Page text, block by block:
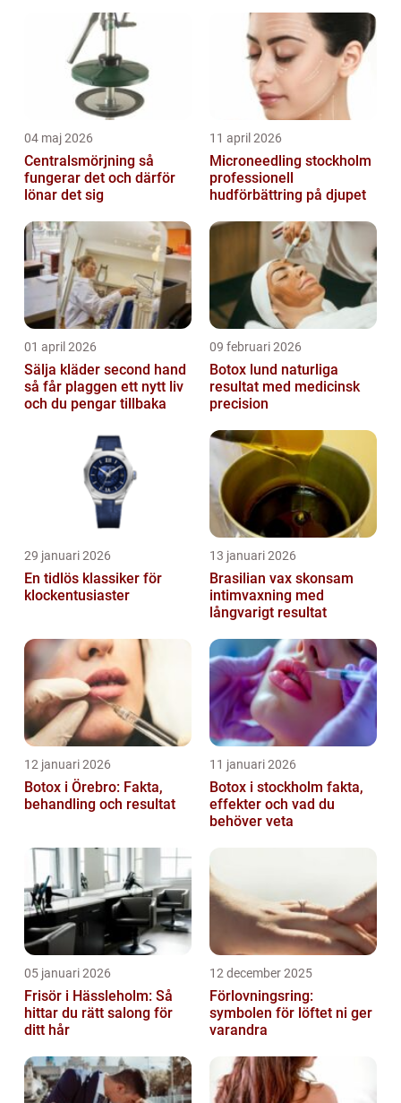
grundlig översikt och analys av de bästa...
04 maj 2026
Centralsmörjning så
fungerar det och därför
lönar det sig
11 april 2026
Microneedling stockholm
professionell
hudförbättring på djupet
01 april 2026
Sälja kläder second hand
så får plaggen ett nytt liv
och du pengar tillbaka
09 februari 2026
Botox lund naturliga
resultat med medicinsk
precision
29 januari 2026
En tidlös klassiker för
klockentusiaster
13 januari 2026
Brasilian vax skonsam
intimvaxning med
långvarigt resultat
12 januari 2026
Botox i Örebro: Fakta,
behandling och resultat
11 januari 2026
Botox i stockholm fakta,
effekter och vad du
behöver veta
05 januari 2026
Frisör i Hässleholm: Så
hittar du rätt salong för
ditt hår
12 december 2025
Förlovningsring:
symbolen för löftet ni ger
varandra